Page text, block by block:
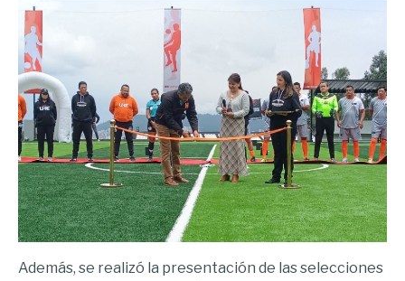
Además, se realizó la presentación de las selecciones